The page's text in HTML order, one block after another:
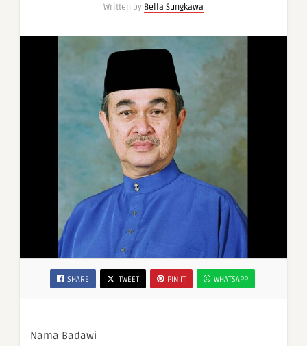
Written by Bella Sungkawa
SHARE TWEET PIN IT WHATSAPP
Nama Badawi